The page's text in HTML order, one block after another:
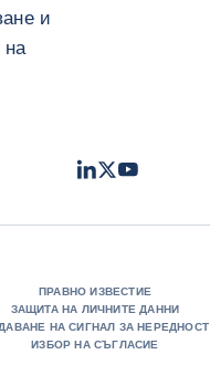
и
на
LinkedIn
TwitterYoutube
ПРАВНО ИЗВЕСТИЕ
ЗАЩИТА НА ЛИЧНИТЕ ДАННИ
НА СИГНАЛ ЗА НЕРЕДНОСТ
ИЗБОР НА СЪГЛАСИЕ